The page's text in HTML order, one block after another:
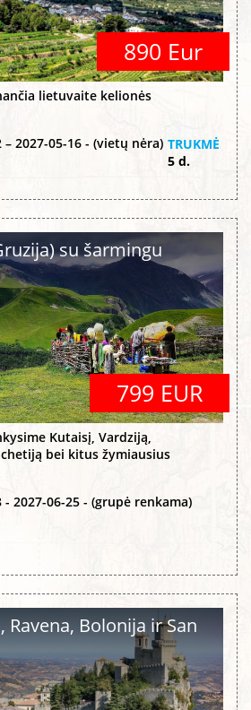
890 Eur
lietuvaite kelionės
– 2027-05-16 - (vietų nėra) TRUKMĖ
5 d.
su šarmingu
799 EUR
Kutaisį, Vardziją,
bei kitus žymiausius
- 2027-06-25 - (grupė renkama)
Ravena, Bolonija ir San